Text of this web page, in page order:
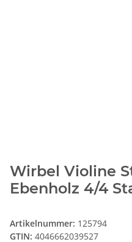
Wirbel Violine
Ebenholz 4/4
Artikelnummer: 125794
GTIN: 4046662039527